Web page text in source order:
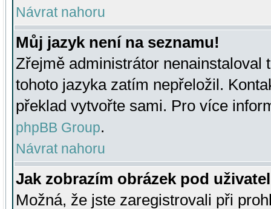
Návrat nahoru
Můj jazyk není na seznamu!
Zřejmě administrátor nenainstaloval
tohoto jazyka zatím nepřeložil.
překlad vytvořte sami. Pro více
phpBB Group.
Návrat nahoru
Jak zobrazím obrázek pod
Možná, že jste zaregistrovali při